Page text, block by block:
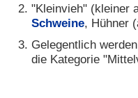
"Kleinvieh" (kleiner
Schweine, Hühner
Gelegentlich
die Kategorie